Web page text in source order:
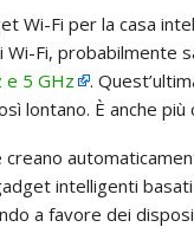
Wi-Fi per la casa
Wi-Fi,
e 5 GHz
.
lontano. È anche
intelligenti
a favore dei